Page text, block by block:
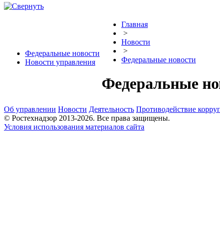
Федеральные новости
Новости управления
Главная
>
Новости
>
Федеральные новости
Федеральные
Об управлении Новости Деятельность Противодействие
© Ростехнадзор 2013-2026. Все права защищены.
Условия использования материалов сайта